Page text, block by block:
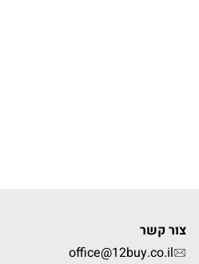
צור קשר
office@12buy.co.il